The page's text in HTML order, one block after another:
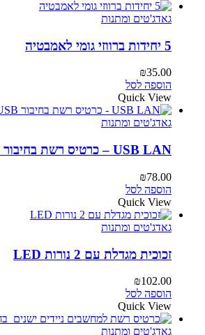
גאדג'טים ומתנות
5 יחידות ברווזי גומי לאמבטיה
₪35.00
הוספה לסל
Quick View
גאדג'טים ומתנות
USB LAN – כרטיס רשת בחיבור USB
₪78.00
הוספה לסל
Quick View
גאדג'טים ומתנות
זכוכית מגדלת עם 2 נורות LED
₪102.00
הוספה לסל
Quick View
גאדג'טים ומתנות